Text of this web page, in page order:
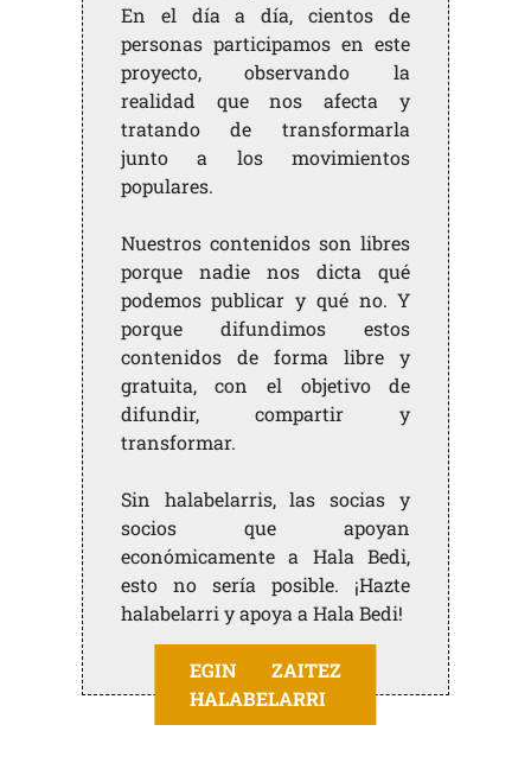
En el día a día, cientos de
personas participamos en este
proyecto, observando la
realidad que nos afecta y
tratando de transformarla
junto a los movimientos
populares.
Nuestros contenidos son libres
porque nadie nos dicta qué
podemos publicar y qué no. Y
porque difundimos estos
contenidos de forma libre y
gratuita, con el objetivo de
difundir, compartir y
transformar.
Sin halabelarris, las socias y
socios que apoyan
económicamente a Hala Bedi,
esto no sería posible. ¡Hazte
halabelarri y apoya a Hala Bedi!
EGIN ZAITEZ
HALABELARRI